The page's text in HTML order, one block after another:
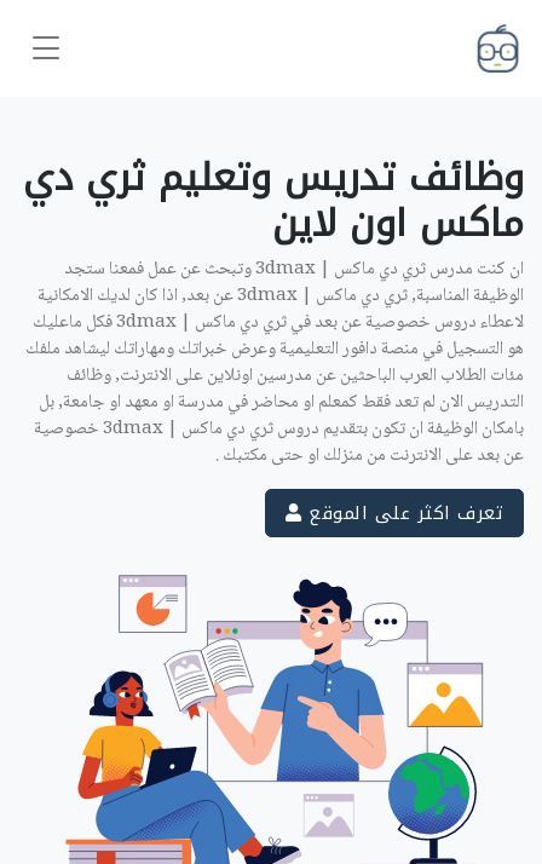
وظائف تدريس وتعليم ثري دي
ماكس اون لاين ‎
ان كنت مدرس ثري دي ماكس | 3dmax وتبحث عن عمل فمعنا ستجد
الوظيفة المناسبة, ثري دي ماكس | 3dmax عن بعد, اذا كان لديك الامكانية
لاعطاء دروس خصوصية عن بعد في ثري دي ماكس | 3dmax فكل ماعليك
هو التسجيل في منصة دافور التعليمية وعرض خبراتك ومهاراتك ليشاهد ملفك
مئات الطلاب العرب الباحثين عن مدرسين اونلاين على الانترنت, وظائف
التدريس الان لم تعد فقط كمعلم او محاضر في مدرسة او معهد او جامعة, بل
بامكان الوظيفة ان تكون بتقديم دروس ثري دي ماكس | 3dmax خصوصية
عن بعد على الانترنت من منزلك او حتى مكتبك .
تعرف اكثر على الموقع